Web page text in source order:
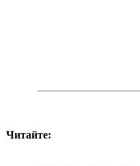
Читайте: